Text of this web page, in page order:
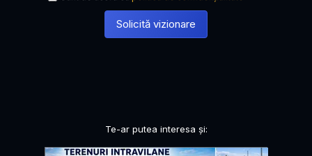
Solicită vizionare
Te-ar putea interesa și: